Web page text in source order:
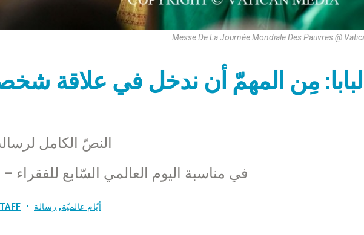
Messe De La Journée Mondiale Des Pauvres @
البابا: مِن المهمّ أن ندخل في علاقة
النصّ الكامل
في مناسبة اليوم العالمي السّابع للفقراء – 19 تشرين الثّاني 2023
أيّام عالميّة, رسالة